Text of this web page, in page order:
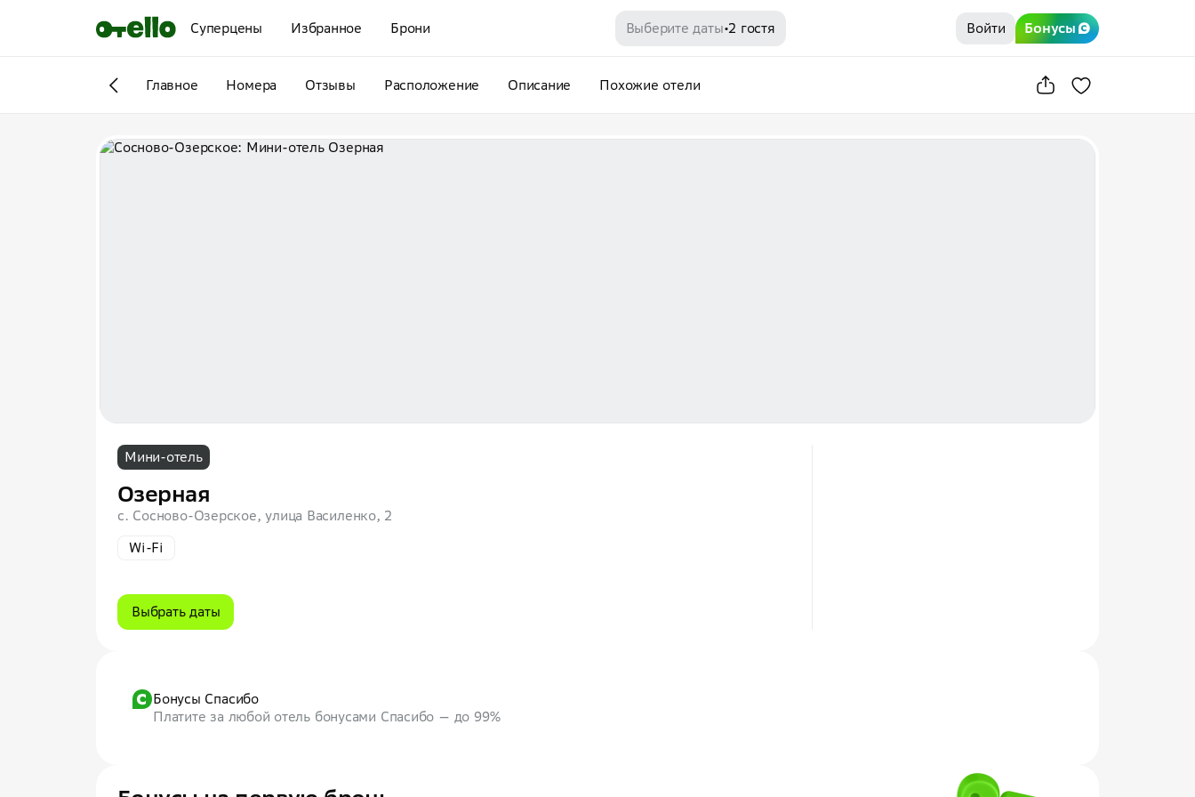
Суперцены Избранное Брони Выберите даты•2 гостя Войти Бонусы
Главное Номера Отзывы Расположение Описание Похожие отели
Мини-отель
Озерная
с. Сосново-Озерское, улица Василенко, 2
Wi-Fi
Выбрать даты
Бонусы Спасибо
Платите за любой отель бонусами Спасибо — до 99%